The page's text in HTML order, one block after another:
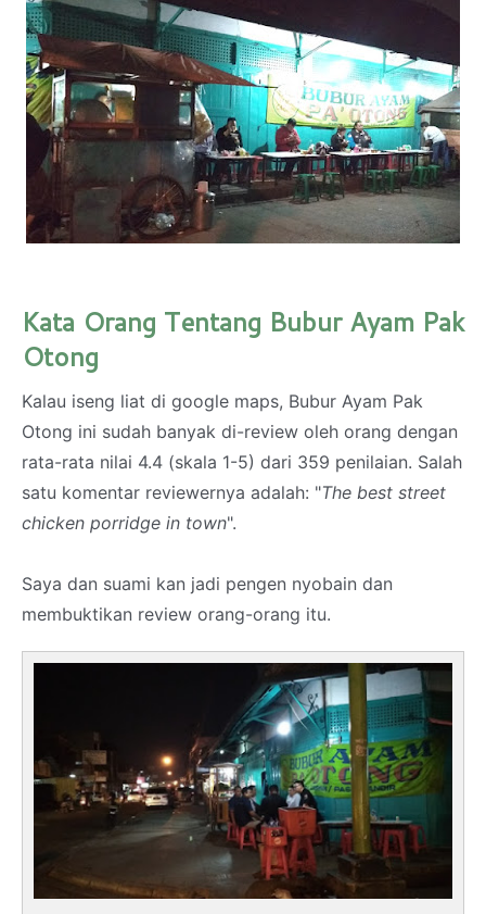
Kata Orang Tentang Bubur Ayam Pak
Otong
Kalau iseng liat di google maps, Bubur Ayam Pak
Otong ini sudah banyak di-review oleh orang dengan
rata-rata nilai 4.4 (skala 1-5) dari 359 penilaian. Salah
satu komentar reviewernya adalah: "The best street
chicken porridge in town".
Saya dan suami kan jadi pengen nyobain dan
membuktikan review orang-orang itu.